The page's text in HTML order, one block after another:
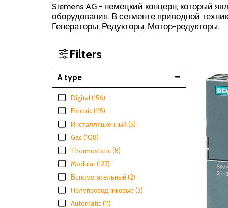
Siemens AG - немецкий концерн, который
оборудования. В сегменте приводной
Генераторы, Редукторы, Мотор-редукторы.
Filters
A type
Digital(156)
Electric(115)
Инсталляционный(5)
Gas (108)
Thermostatic(8)
Modular(127)
Вспомогательный(2)
Полупроводниковые(3)
Automatic(11)